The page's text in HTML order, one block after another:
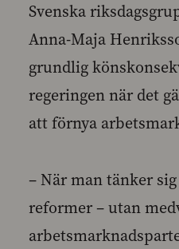
Svenska
Anna-Maja
grundlig
regeringen när det
att förnya
– När man tänker
reformer – utan